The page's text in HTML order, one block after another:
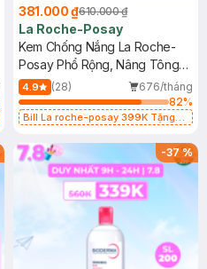
381.000 ₫610.000 ₫
La Roche-Posay
Kem Chống Nắng La Roche-
Posay Phổ Rộng, Nâng Tông
Kiềm Dầu 50ml
4.9 (28)
676/tháng
82%
Bill La roche-posay 399K Tặng
(SL có hạn)
-37%